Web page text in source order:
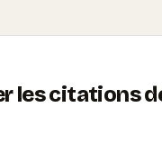
les citations